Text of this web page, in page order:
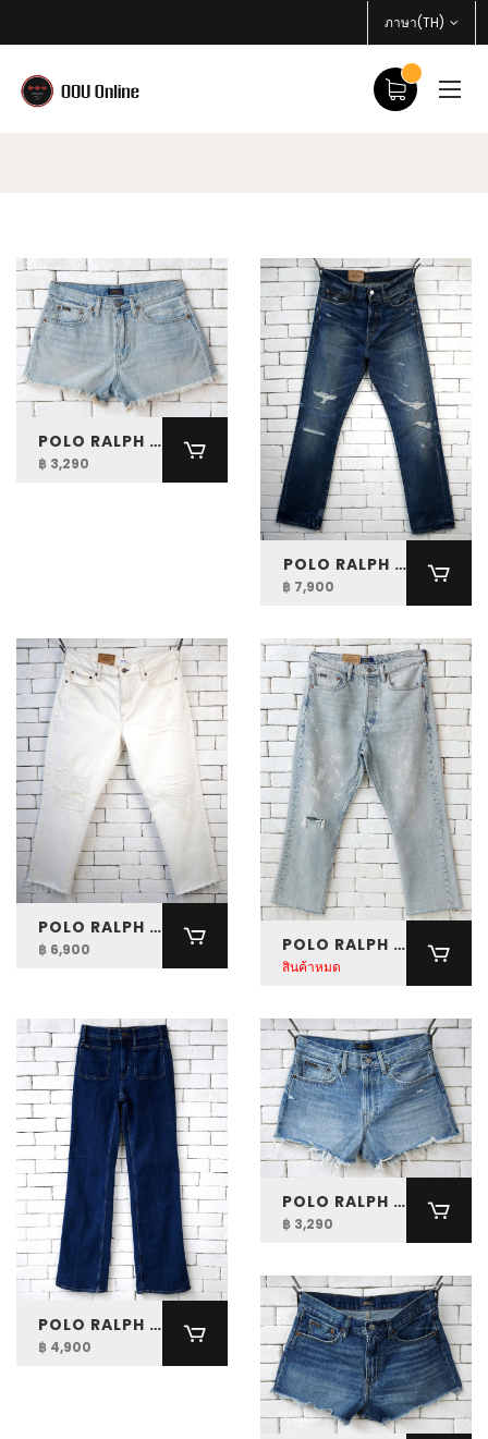
ภาษา(TH)
POLO RALPH LAUREN WOMEN CUT-OFF DENIM SHORT
฿ 3,290
️POLO RALPH LAUREN WOMEN HIGH RISE RELAXED STRAIGHT JEAN
฿ 7,900
POLO RALPH LAUREN WOMEN RELAXED TAPERED PATCHWORK JEAN
฿ 6,900 POLO RALPH LAUREN WOMEN THE STRAIGHT LEG CROPPED JEAN
สินค้าหมด
POLO RALPH LAUREN JENN FLARE JEAN
฿ 4,900
POLO RALPH LAUREN WOMEN CUTOFF DENIM SHORT
฿ 3,290